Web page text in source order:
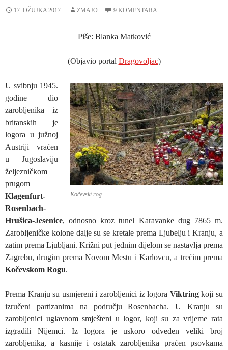
17. OŽUJKA 2017. ZMAJO 9 KOMENTARA
Piše: Blanka Matković
(Objavio portal Dragovoljac)
Kočevski rog
U svibnju 1945.
godine dio
zarobljenika iz
britanskih je
logora u južnoj
Austriji vraćen
u Jugoslaviju
željezničkom
prugom
Klagenfurt-
Rosenbach-
Hrušica-Jesenice, odnosno kroz tunel Karavanke dug 7865 m.
Zarobljeničke kolone dalje su se kretale prema Ljubelju i Kranju, a
zatim prema Ljubljani. Križni put jednim dijelom se nastavlja prema
Zagrebu, drugim prema Novom Mestu i Karlovcu, a trećim prema
Kočevskom Rogu.
Prema Kranju su usmjereni i zarobljenici iz logora Viktringkoji su
izručeni partizanima na području Rosenbacha. U Kranju su
zarobljenici uglavnom smješteni u logor, koji su za vrijeme rata
izgradili Nijemci. Iz logora je uskoro odveden veliki broj
zarobljenika, a kasnije i ostatak zarobljenika praćen psovkama